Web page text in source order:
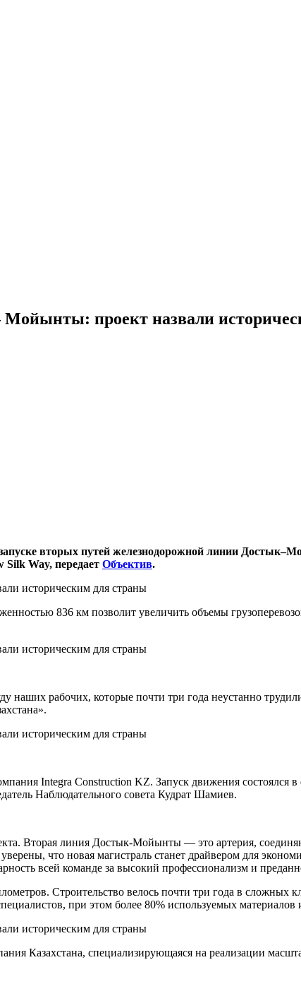
проект назвали
вторых путей железнодорожной линии
Silk Way, передает Объектив.
836 км позволит увеличить объемы
наших рабочих, которые почти три года неустанно
Integra Construction KZ. Запуск движения состоялся
Наблюдательного совета Кудрат Шамиев.
Вторая линия Достык-Мойынты — это артерия,
что новая магистраль станет драйвером для
всей команде за высокий профессионализм и
Строительство велось почти три года в сложных
при этом более 80% используемых
Казахстана, специализирующаяся на реализации